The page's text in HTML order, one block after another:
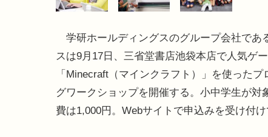
学研ホールディングスのグループ会社であ
スは9月17日、三省堂書店池袋本店で人気ゲ
「Minecraft（マインクラフト）」を使ったプ
グワークショップを開催する。小中学生が対
費は1,000円。Webサイトで申込みを受け付け